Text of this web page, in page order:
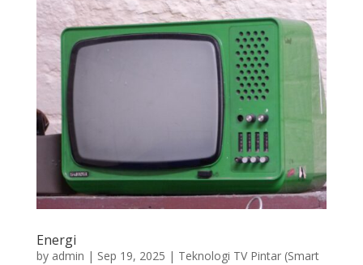
Energi
by admin | Sep 19, 2025 | Teknologi TV Pintar (Smart